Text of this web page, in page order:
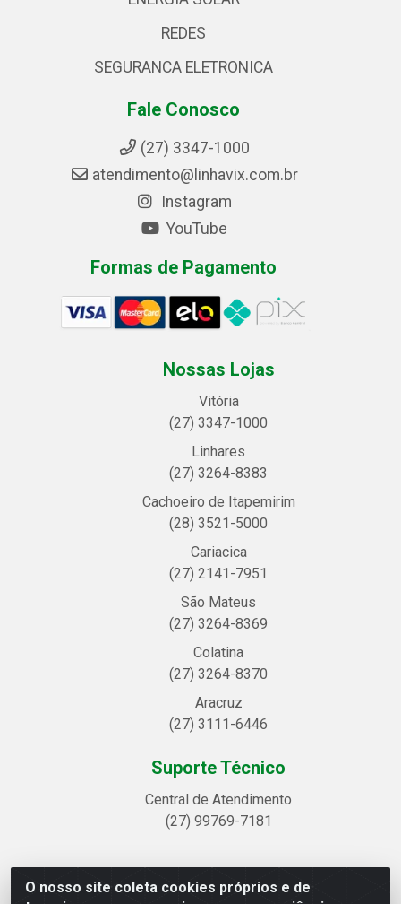
O nosso site coleta cookies próprios e de
REDES
SEGURANCA ELETRONICA
Fale Conosco
(27) 3347-1000
atendimento@linhavix.com.br
Instagram
YouTube
Formas de Pagamento
Nossas Lojas
Vitória
(27) 3347-1000
Linhares
(27) 3264-8383
Cachoeiro de Itapemirim
(28) 3521-5000
Cariacica
(27) 2141-7951
São Mateus
(27) 3264-8369
Colatina
(27) 3264-8370
Aracruz
(27) 3111-6446
Suporte Técnico
Central de Atendimento
(27) 99769-7181
Linhavix Distribuidora LTDA - Avenida Alegre, 2521 -